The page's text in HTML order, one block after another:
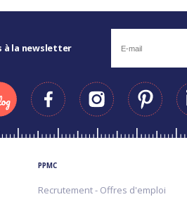
à la newsletter
PPMC
Recrutement - Offres d'emploi